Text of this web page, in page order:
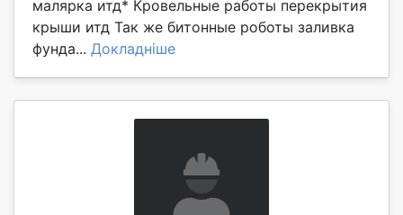
малярка итд* Кровельные работы перекрытия
крыши итд Так же битонные роботы заливка
фунда... Докладніше